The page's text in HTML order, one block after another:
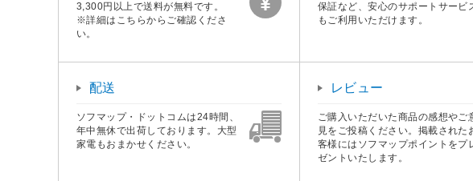
3,300円以上で送料が無料です。
※詳細はこちらからご確認くださ
い。
保証など、安心のサポートサービ
もご利用いただけます。
配送
ソフマップ・ドットコムは24時間、
年中無休で出荷しております。大型
家電もおまかせください。
レビュー
ご購入いただいた商品の感想やご
見をご投稿ください。掲載された
客様にはソフマップポイントをプ
ゼントいたします。